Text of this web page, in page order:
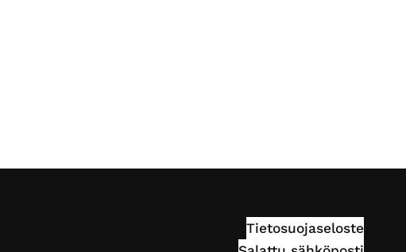
Tietosuojaseloste